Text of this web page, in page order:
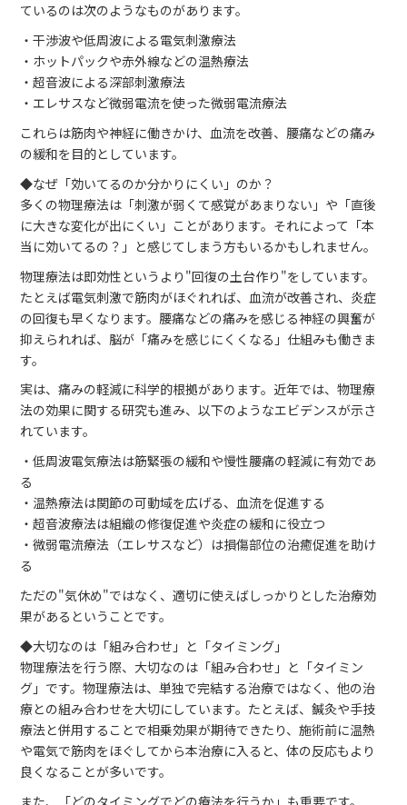
ているのは次のようなものがあります。
・干渉波や低周波による電気刺激療法
・ホットパックや赤外線などの温熱療法
・超音波による深部刺激療法
・エレサスなど微弱電流を使った微弱電流療法
これらは筋肉や神経に働きかけ、血流を改善、腰痛などの痛み
の緩和を目的としています。
◆なぜ「効いてるのか分かりにくい」のか？
多くの物理療法は「刺激が弱くて感覚があまりない」や「直後
に大きな変化が出にくい」ことがあります。それによって「本
当に効いてるの？」と感じてしまう方もいるかもしれません。
物理療法は即効性というより"回復の土台作り"をしています。
たとえば電気刺激で筋肉がほぐれれば、血流が改善され、炎症
の回復も早くなります。腰痛などの痛みを感じる神経の興奮が
抑えられれば、脳が「痛みを感じにくくなる」仕組みも働きま
す。
実は、痛みの軽減に科学的根拠があります。近年では、物理療
法の効果に関する研究も進み、以下のようなエビデンスが示さ
れています。
・低周波電気療法は筋緊張の緩和や慢性腰痛の軽減に有効であ
る
・温熱療法は関節の可動域を広げる、血流を促進する
・超音波療法は組織の修復促進や炎症の緩和に役立つ
・微弱電流療法（エレサスなど）は損傷部位の治癒促進を助け
る
ただの"気休め"ではなく、適切に使えばしっかりとした治療効
果があるということです。
◆大切なのは「組み合わせ」と「タイミング」
物理療法を行う際、大切なのは「組み合わせ」と「タイミン
グ」です。物理療法は、単独で完結する治療ではなく、他の治
療との組み合わせを大切にしています。たとえば、鍼灸や手技
療法と併用することで相乗効果が期待できたり、施術前に温熱
や電気で筋肉をほぐしてから本治療に入ると、体の反応もより
良くなることが多いです。
また、「どのタイミングでどの療法を行うか」も重要です。